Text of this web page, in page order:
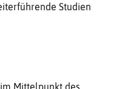
Studien
Mittelpunkt des